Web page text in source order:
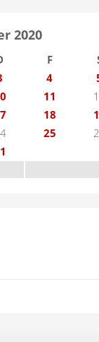
2020
F
4
11
18
25